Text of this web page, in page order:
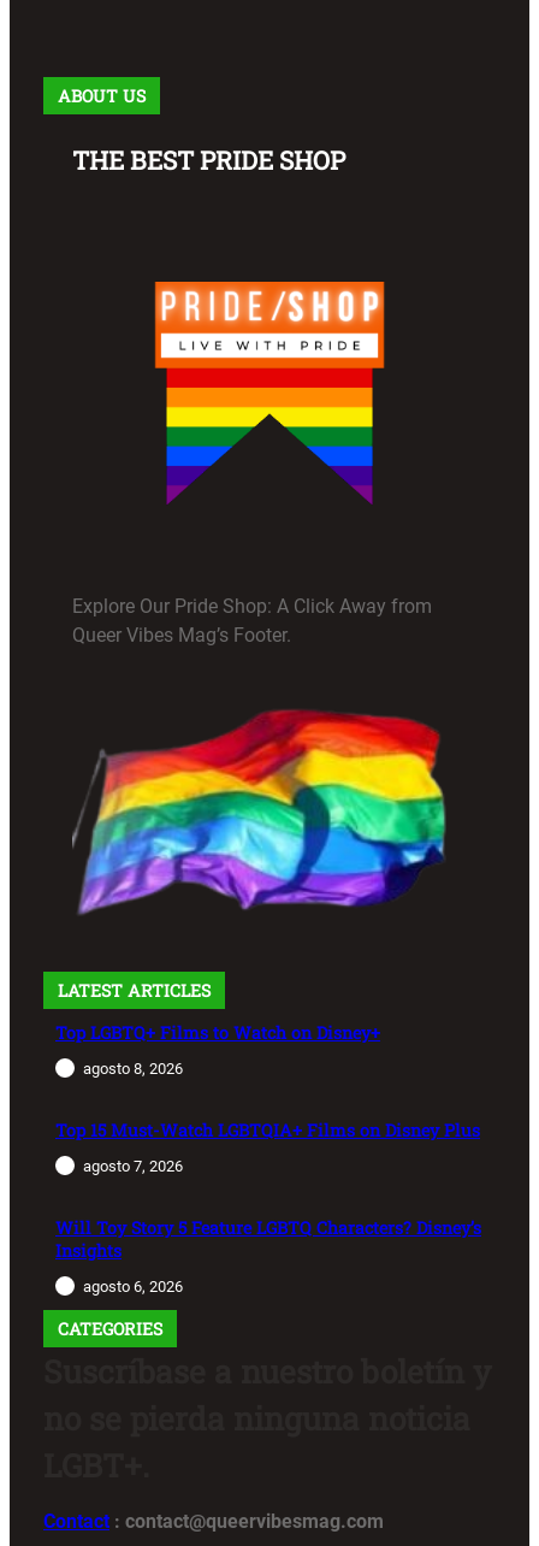
ABOUT US
THE BEST PRIDE SHOP
Explore Our Pride Shop: A Click Away from
Queer Vibes Mag’s Footer.
LATEST ARTICLES
Top LGBTQ+ Films to Watch on Disney+
agosto 8, 2026
Top 15 Must-Watch LGBTQIA+ Films on Disney Plus
agosto 7, 2026
Will Toy Story 5 Feature LGBTQ Characters? Disney’s
Insights
agosto 6, 2026
CATEGORIES
Contact : contact@queervibesmag.com